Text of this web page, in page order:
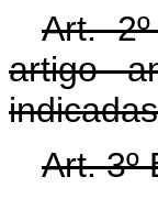
Art.
artigo
Art. 3º